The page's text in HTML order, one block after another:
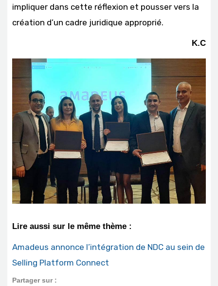
impliquer dans cette réflexion et pousser vers la
création d’un cadre juridique approprié.
K.C
Lire aussi sur le même thème :
Amadeus annonce l’intégration de NDC au sein de
Selling Platform Connect
Partager sur :